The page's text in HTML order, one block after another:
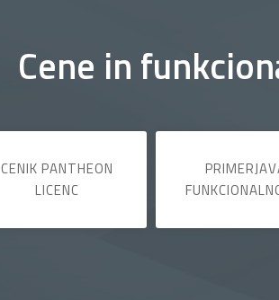
Cene in
CENIK PANTHEON
LICENC